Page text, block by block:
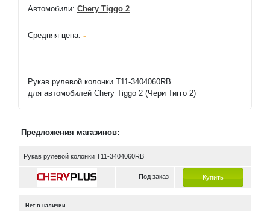
Автомобили: Chery Tiggo 2
Средняя цена: -
Рукав рулевой колонки T11-3404060RB
для автомобилей Chery Tiggo 2 (Чери Тигго 2)
Предложения магазинов:
Рукав рулевой колонки T11-3404060RB
Под заказ Купить
Нет в наличии